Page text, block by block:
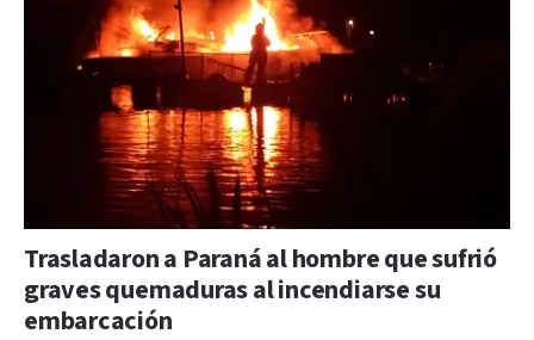
Trasladaron a Paraná al hombre que sufrió
graves quemaduras al incendiarse su
embarcación